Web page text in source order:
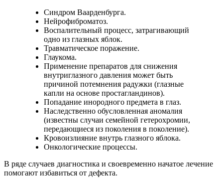
Синдром Ваарденбурга.
Нейрофиброматоз.
Воспалительный процесс, затрагивающий
одно из глазных яблок.
Травматическое поражение.
Глаукома.
Применение препаратов для снижения
внутриглазного давления может быть
причиной потемнения радужки (глазные
капли на основе простагландинов).
Попадание инородного предмета в глаз.
Наследственно обусловленная аномалия
(известны случаи семейной гетерохромии,
передающиеся из поколения в поколение).
Кровоизлияние внутрь глазного яблока.
Онкологические процессы.
В ряде случаев диагностика и своевременно начатое лечение
помогают избавиться от дефекта.